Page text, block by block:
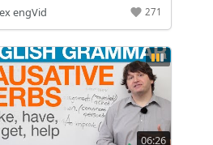
engVid 271
06:26